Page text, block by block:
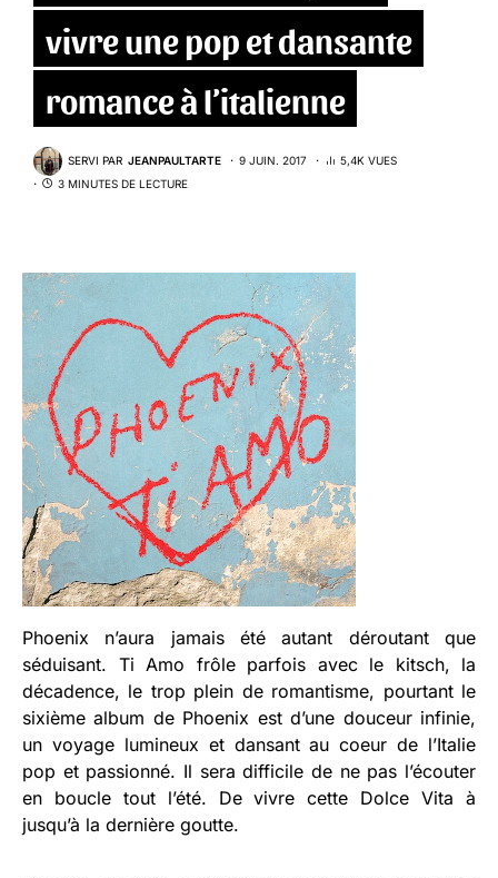
vivre une pop et dansante
romance à l’italienne
SERVI PAR JEANPAULTARTE 9 JUIN. 2017
5,4K VUES
3 MINUTES DE LECTURE
Phoenix n’aura jamais été autant déroutant que
séduisant. Ti Amo frôle parfois avec le kitsch, la
décadence, le trop plein de romantisme, pourtant le
sixième album de Phoenix est d’une douceur infinie,
un voyage lumineux et dansant au coeur de l’Italie
pop et passionné. Il sera difficile de ne pas l’écouter
en boucle tout l’été. De vivre cette Dolce Vita à
jusqu’à la dernière goutte.